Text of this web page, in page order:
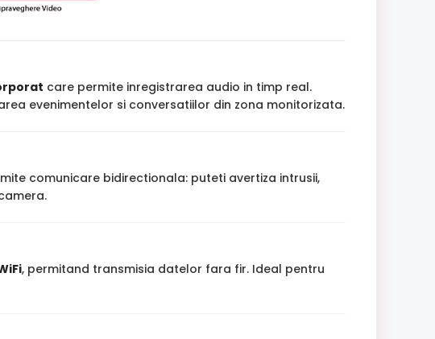
care permite inregistrarea audio in timp real.
evenimentelor si conversatiilor din zona monitorizata.
comunicare bidirectionala: puteti avertiza intrusii,
, permitand transmisia datelor fara fir. Ideal pentru